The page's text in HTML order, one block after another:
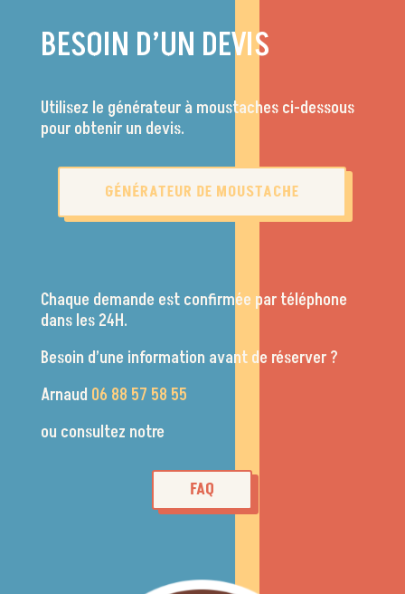
BESOIN D’UN DEVIS
Utilisez le générateur à moustaches ci-dessous
pour obtenir un devis.
GÉNÉRATEUR DE MOUSTACHE
Chaque demande est confirmée par téléphone
dans les 24H.
Besoin d’une information avant de réserver ?
Arnaud 06 88 57 58 55
ou consultez notre
FAQ